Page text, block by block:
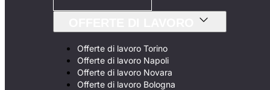
Offerte di lavoro Torino
Offerte di lavoro Napoli
Offerte di lavoro Novara
Offerte di lavoro Bologna